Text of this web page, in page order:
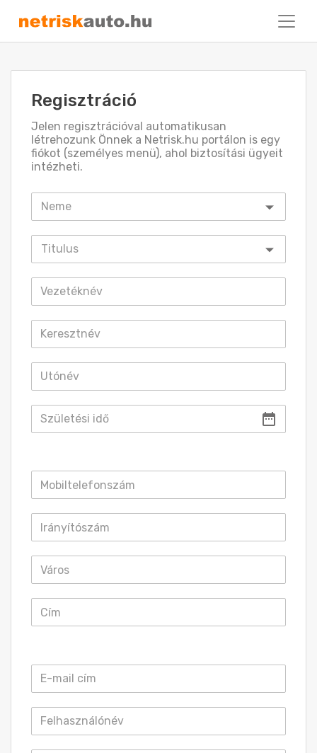
Regisztráció
Jelen regisztrációval automatikusan
létrehozunk Önnek a Netrisk.hu portálon is egy
fiókot (személyes menü), ahol biztosítási ügyeit
intézheti.